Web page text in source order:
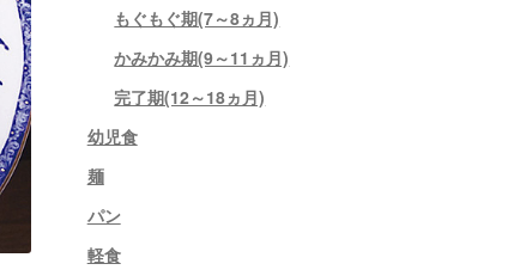
もぐもぐ期(7～8ヵ月)
かみかみ期(9～11ヵ月)
完了期(12～18ヵ月)
幼児食
麺
パン
軽食